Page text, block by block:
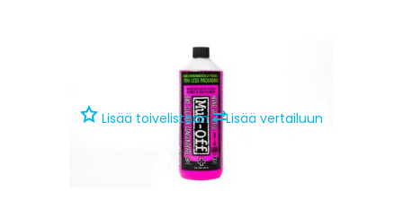
Lisää toivelistaan⇄Lisää vertailuun